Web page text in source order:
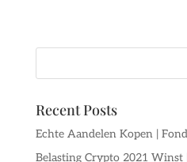
Recent Posts
Echte Aandelen Kopen |
Belasting Crypto 2021 Winst